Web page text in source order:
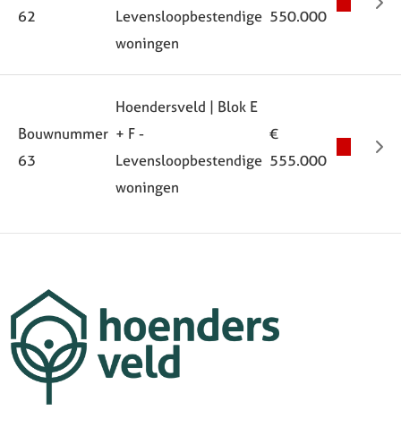
62
Levensloopbestendige
woningen
550.000
Bouwnummer
63
Hoendersveld | Blok E
+ F -
Levensloopbestendige
woningen
€
555.000